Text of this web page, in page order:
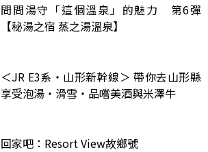
問問湯守「這個溫泉」的魅力 第6彈
【秘湯之宿 蒸之湯溫泉】
＜JR E3系・山形新幹線＞ 帶你去山形縣
享受泡湯・滑雪・品嚐美酒與米澤牛
回家吧：Resort View故鄉號